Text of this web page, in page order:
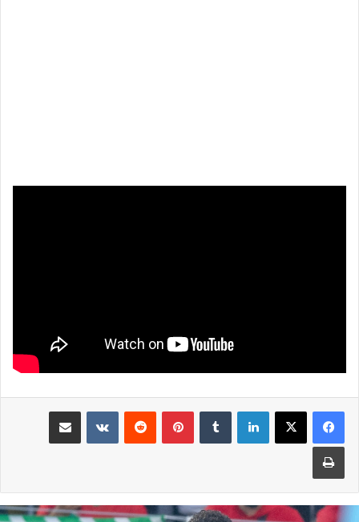
لينكدإن بينتيريست
مشاركة عبر البريد
طباعة